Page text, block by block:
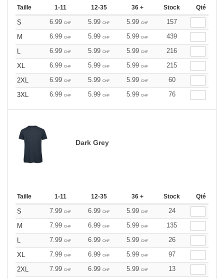
Taille 1-11 12-35 36 + Stock Qté
S 6.99 CHF 5.99 CHF 5.99 CHF
157
M
6.99 CHF 5.99 CHF 5.99 CHF
439
L
6.99 CHF 5.99 CHF 5.99 CHF
216
XL
6.99 CHF 5.99 CHF 5.99 CHF
215
2XL
6.99 CHF 5.99 CHF 5.99 CHF
60
3XL
6.99 CHF 5.99 CHF 5.99 CHF 76
Dark Grey
Taille 1-11 12-35 36 + Stock Qté
S 7.99 CHF 6.99 CHF 5.99 CHF
24
M
7.99 CHF 6.99 CHF 5.99 CHF
135
L
7.99 CHF 6.99 CHF 5.99 CHF
26
XL
7.99 CHF 6.99 CHF 5.99 CHF
97
2XL
7.99 CHF 6.99 CHF 5.99 CHF
13